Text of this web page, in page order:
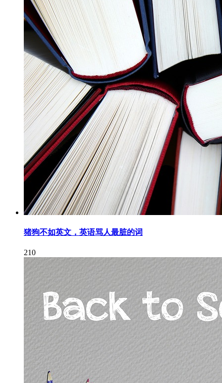
猪狗不如英文，英语骂人最脏的词
210